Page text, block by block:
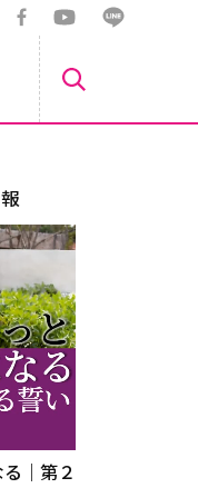
｜第２